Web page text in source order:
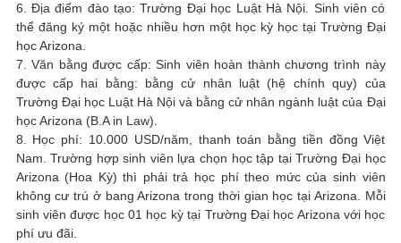
6. Địa điểm đào tạo: Trường Đại học Luật Hà Nội. Sinh viên có
thể đăng ký một hoặc nhiều hơn một học kỳ học tại Trường Đại
học Arizona.
7. Văn bằng được cấp: Sinh viên hoàn thành chương trình này
được cấp hai bằng: bằng cử nhân luật (hệ chính quy) của
Trường Đại học Luật Hà Nội và bằng cử nhân ngành luật của Đại
học Arizona (B.A in Law).
8. Học phí: 10.000 USD/năm, thanh toán bằng tiền đồng Việt
Nam. Trường hợp sinh viên lựa chọn học tập tại Trường Đại học
Arizona (Hoa Kỳ) thì phải trả học phí theo mức của sinh viên
không cư trú ở bang Arizona trong thời gian học tại Arizona. Mỗi
sinh viên được học 01 học kỳ tại Trường Đại học Arizona với học
phí ưu đãi.